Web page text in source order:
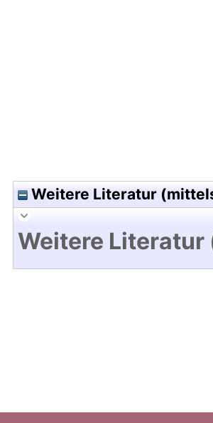
Weitere Literatur
Weitere Literatur